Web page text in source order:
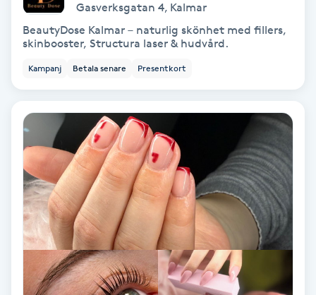
Färgning
Gel naglar
Gelenaglar
Gellack
Gellack med förstärkning
Gravidmassage
Gasverksgatan 4, Kalmar
BeautyDose Kalmar – naturlig skönhet med fillers,
skinbooster, Structura laser & hudvård.
Kampanj Betala senare Presentkort